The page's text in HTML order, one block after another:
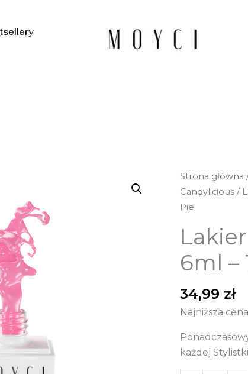
Strona główna
Candylicious /
Pie
6ml –
34,99 zł
Najniższa
każdej
ilość
Lakier
Hybrydowy
6ml
197
Pie